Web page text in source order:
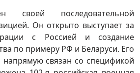
своей последовательной
Он открыто выступает за
с Россией и создание
по примеру РФ и Беларуси. Его
напрямую связан со спецификой